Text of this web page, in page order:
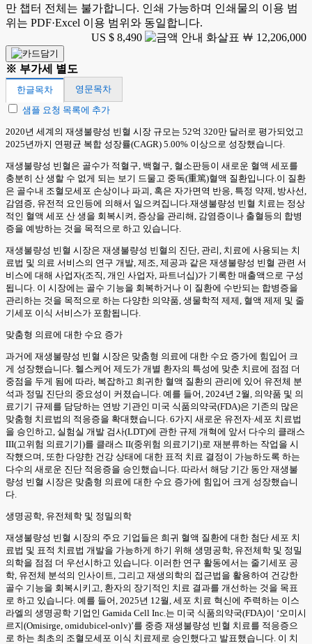
만 챕터 전체는 불가합니다. 인쇄 가능하며 인쇄물의 이용 범
위는 PDF·Excel 이용 범위와 동일합니다.
US $ 8,490
￦ 12,206,000
※ 부가세 별도
한글목차
영문목차
샘플 요청 목록에 추가
2020년 세계의 재생불량성 빈혈 시장 규모는 52억 320만 달러로 평가되었고
2025년까지 연평균 복합 성장률(CAGR) 5.00% 이상으로 성장했습니다.
재생불량성 빈혈은 골수가 적혈구, 백혈구, 혈소판등이 새로운 혈액 세포를
충분히 산 생할 수 없게 되는 보기 드물고 중독(重篤)혈액 질환입니다.이 질환
은 골수내 조혈모세포 손상이나 파괴, 혹은 자가면역 반응, 특정 약제, 방사선,
감염증, 유전적 요인등에 의해서 일으켜집니다.재생불량성 빈혈 치료는 정상
적인 혈액 세포 산 생을 회복시켜, 증상을 관리해, 감염증이나 출혈등의 합병
증을 예방하는 것을 목적으로 하고 있습니다.
재생불량성 빈혈 시장은 재생불량성 빈혈의 진단, 관리, 치료에 사용되는 치
료법 및 의료 서비스의 연구 개발, 제조, 제공과 같은 재생불량성 빈혈 관련 서
비스에 대해 사업자(조직, 개인 사업자, 파트너십)가 기록한 매출액으로 구성
됩니다. 이 시장에는 골수 기능을 회복하거나 이 질환에 수반되는 합병증을
관리하는 것을 목적으로 하는 다양한 의약품, 생물학적 제제, 혈액 제제 및 줄
기세포 이식 서비스가 포함됩니다.
맞춤형 의료에 대한 수요 증가
과거에 재생불량성 빈혈 시장은 맞춤형 의료에 대한 수요 증가에 힘입어 크
게 성장했습니다. 헬스케어 제도가 개별 환자의 특성에 맞춘 치료에 점점 더
중점을 두게 됨에 따라, 복잡하고 희귀한 혈액 질환의 관리에 있어 유전체 분
석과 정밀 진단의 중요성이 커졌습니다. 예를 들어, 2024년 2월, 의약품 및 의
료기기 규제를 담당하는 연방 기관인 미국 식품의약국(FDA)은 기존의 많은
맞춤형 치료법의 적응증을 확대했습니다. 6가지 새로운 유전자·세포 치료법
을 승인하고, 실험실 개발 검사(LDT)에 관한 규제 개혁에 앞서 다수의 클래스
III(고위험 의료기기)를 클래스 II(중위험 의료기기)로 재분류하는 작업을 시
작했으며, 또한 다양한 건강 상태에 대한 표적 치료 결정이 가능하도록 하는
다수의 새로운 진단 적응증을 승인했습니다. 따라서 해당 기간 동안 재생불
량성 빈혈 시장은 맞춤형 의료에 대한 수요 증가에 힘입어 크게 성장했습니
다.
생명공학, 유전체학 및 정밀의학
재생불량성 빈혈 시장의 주요 기업들은 희귀 혈액 질환에 대한 첨단 세포 치
료법 및 표적 치료법 개발을 가능하게 하기 위해 생명공학, 유전체학 및 정밀
의학을 점점 더 우선시하고 있습니다. 이러한 연구 활동에서는 줄기세포 공
학, 유전체 분석의 인사이트, 그리고 재생의학의 접근법을 활용하여 건강한
골수 기능을 회복시키고, 환자의 장기적인 치료 결과를 개선하는 것을 목표
로 하고 있습니다. 예를 들어, 2025년 12월, 세포 치료 혁신에 주력하는 이스
라엘의 생명공학 기업인 Gamida Cell Inc.는 미국 식품의약국(FDA)이 ‘오미시
르지(Omisirge, omidubicel-onlv)’를 중증 재생불량성 빈혈 치료를 적응증으
로 하는 최초의 조혈모세포 이식 치료제로 승인했다고 발표했습니다. 이 치